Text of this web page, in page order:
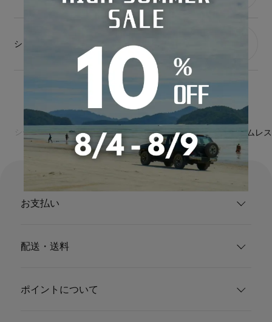
シートカバー開発に車両を貸与可能な方はこちら
シートカバーの専門店カーショップコネクト アクセサリー アームレ
お支払い
配送・送料
ポイントについて